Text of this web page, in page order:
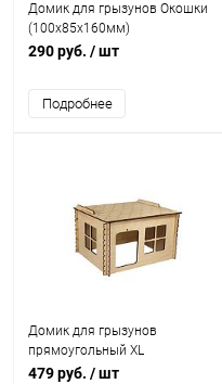
Домик для грызунов Окошки
(100х85х160мм)
290 руб. / шт
Подробнее
Домик для грызунов
прямоугольный XL
(230х170х130мм), деревянный
479 руб. / шт